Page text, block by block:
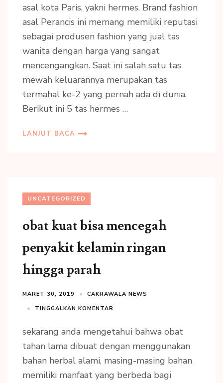
asal kota Paris, yakni hermes. Brand fashion
asal Perancis ini memang memiliki reputasi
sebagai produsen fashion yang jual tas
wanita dengan harga yang sangat
mencengangkan. Saat ini salah satu tas
mewah keluarannya merupakan tas
termahal ke-2 yang pernah ada di dunia.
Berikut ini 5 tas hermes …
LANJUT BACA
UNCATEGORIZED
obat kuat bisa mencegah
penyakit kelamin ringan
hingga parah
MARET 30, 2019
CAKRAWALA NEWS
TINGGALKAN KOMENTAR
sekarang anda mengetahui bahwa obat
tahan lama dibuat dengan menggunakan
bahan herbal alami, masing-masing bahan
memiliki manfaat yang berbeda bagi